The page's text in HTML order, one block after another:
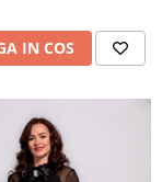
IN COS